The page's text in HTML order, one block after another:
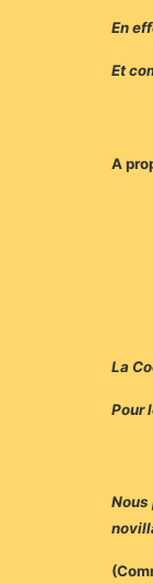
En
Et
A
La
Pour
Nous